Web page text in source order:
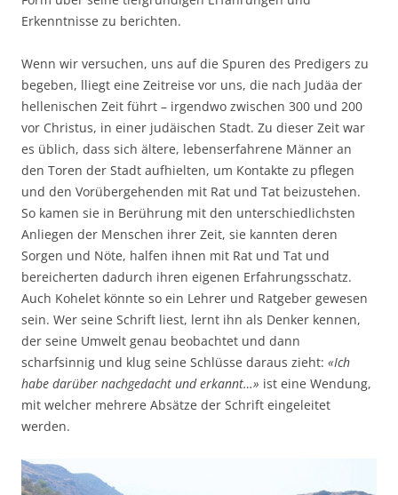
Erkenntnisse zu berichten.
Wenn wir versuchen, uns auf die Spuren des Predigers zu
begeben, lliegt eine Zeitreise vor uns, die nach Judäa der
hellenischen Zeit führt – irgendwo zwischen 300 und 200
vor Christus, in einer judäischen Stadt. Zu dieser Zeit war
es üblich, dass sich ältere, lebenserfahrene Männer an
den Toren der Stadt aufhielten, um Kontakte zu pflegen
und den Vorübergehenden mit Rat und Tat beizustehen.
So kamen sie in Berührung mit den unterschiedlichsten
Anliegen der Menschen ihrer Zeit, sie kannten deren
Sorgen und Nöte, halfen ihnen mit Rat und Tat und
bereicherten dadurch ihren eigenen Erfahrungsschatz.
Auch Kohelet könnte so ein Lehrer und Ratgeber gewesen
sein. Wer seine Schrift liest, lernt ihn als Denker kennen,
der seine Umwelt genau beobachtet und dann
scharfsinnig und klug seine Schlüsse daraus zieht: «Ich
habe darüber nachgedacht und erkannt…» ist eine Wendung,
mit welcher mehrere Absätze der Schrift eingeleitet
werden.